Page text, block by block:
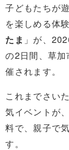
子どもたちが
を楽しめる体
たま 」が、
の2日間、草加
催されます。
これまでさい
気イベントが
料で、親子で
す。